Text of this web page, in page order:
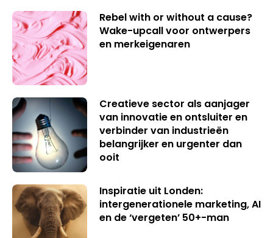
Rebel with or without a cause?
Wake-upcall voor ontwerpers
en merkeigenaren
Creatieve sector als aanjager
van innovatie en ontsluiter en
verbinder van industrieën
belangrijker en urgenter dan
ooit
Inspiratie uit Londen:
intergenerationele marketing, AI
en de ‘vergeten’ 50+-man